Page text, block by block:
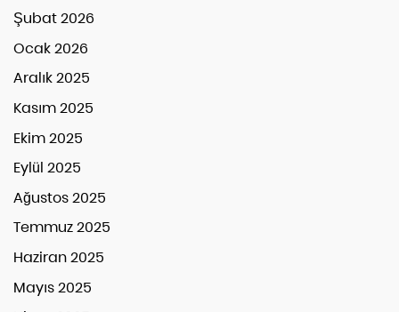
Şubat 2026
Ocak 2026
Aralık 2025
Kasım 2025
Ekim 2025
Eylül 2025
Ağustos 2025
Temmuz 2025
Haziran 2025
Mayıs 2025